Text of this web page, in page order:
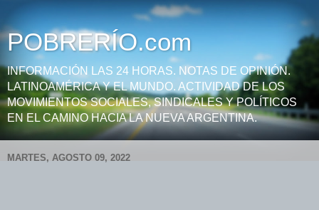
POBRERÍO.com
INFORMACIÓN LAS 24 HORAS. NOTAS DE OPINIÓN.
LATINOAMÉRICA Y EL MUNDO. ACTIVIDAD DE LOS
MOVIMIENTOS SOCIALES, SINDICALES Y POLÍTICOS
EN EL CAMINO HACIA LA NUEVA ARGENTINA.
MARTES, AGOSTO 09, 2022